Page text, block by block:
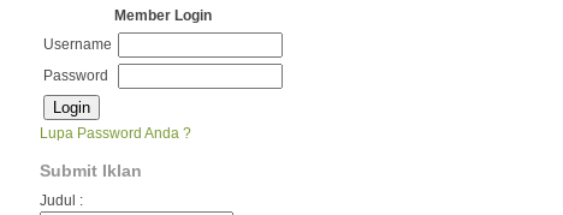
Member Login
Username
Password
Lupa Password Anda ?
Submit Iklan
Judul :